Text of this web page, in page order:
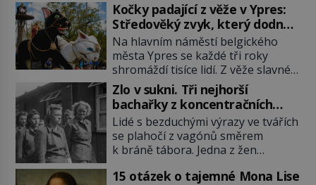
Kočky padající z věže v Ypres:
Středověký zvyk, který dodnes
budí rozpaky
Na hlavním náměstí belgického
města Ypres se každé tři roky
shromáždí tisíce lidí. Z věže slavné
tržnice létají do davu kočky, diváci
jásají a snaží se je chytit. Naštěstí
už nejde o živá zvířata, ale jenom o
plyšové suvenýry. Kdysi to ale bylo
jinak. Tato veselá podívaná
připomíná jeden z nejpodivnějších
a zároveň nejkrutějších zvyků […]
Zlo v sukni. Tři nejhorší
bachařky z koncentračních
táborů
Lidé s bezduchými výrazy ve tvářích
se plahočí z vagónů směrem
k bráně tábora. Jedna z žen
jejich oči se setkají. Místo soucitu
15 otázek o tajemné Mona Lise